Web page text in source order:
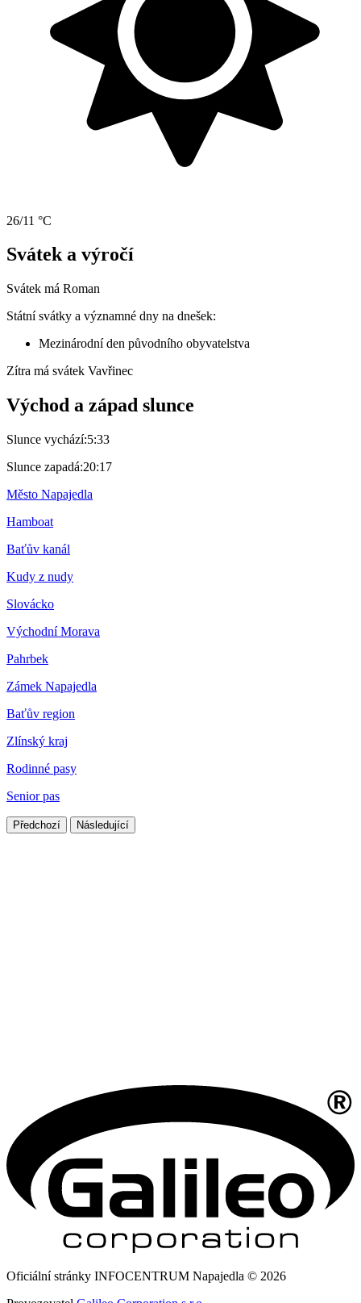
26/11 °C
Svátek a výročí
Svátek má Roman
Státní svátky a významné dny na dnešek:
Mezinárodní den původního obyvatelstva
Zítra má svátek Vavřinec
Východ a západ slunce
Slunce vychází:5:33
Slunce zapadá:20:17
Město Napajedla
Hamboat
Baťův kanál
Kudy z nudy
Slovácko
Východní Morava
Pahrbek
Zámek Napajedla
Baťův region
Zlínský kraj
Rodinné pasy
Senior pas
Předchozí Následující
Oficiální stránky INFOCENTRUM Napajedla © 2026